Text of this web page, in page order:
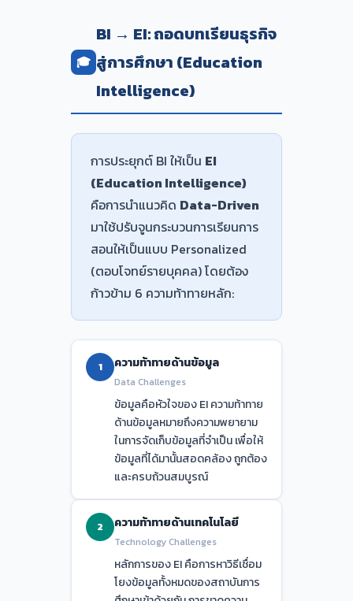
🎓
BI → EI: ถอดบทเรียนธุรกิจ
สู่การศึกษา (Education
Intelligence)
การประยุกต์ BI ให้เป็น EI
(Education Intelligence)
คือการนำแนวคิด Data-Driven
มาใช้ปรับจูนกระบวนการเรียนการ
สอนให้เป็นแบบ Personalized
(ตอบโจทย์รายบุคคล) โดยต้อง
ก้าวข้าม 6 ความท้าทายหลัก:
1 ความท้าทายด้านข้อมูล
Data Challenges
ข้อมูลคือหัวใจของ EI ความท้าทาย
ด้านข้อมูลหมายถึงความพยายาม
ในการจัดเก็บข้อมูลที่จำเป็น เพื่อให้
ข้อมูลที่ได้มานั้นสอดคล้อง ถูกต้อง
และครบถ้วนสมบูรณ์
2 ความท้าทายด้านเทคโนโลยี
Technology Challenges
หลักการของ EI คือการหาวิธีเชื่อม
โยงข้อมูลทั้งหมดของสถาบันการ